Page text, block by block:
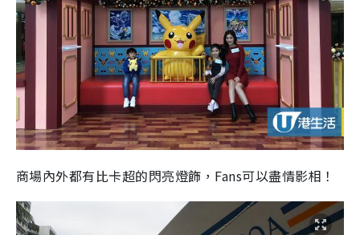
商場內外都有比卡超的閃亮燈飾，Fans可以盡情影相 ！